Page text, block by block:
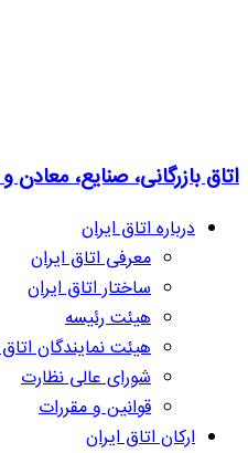
اتاق بازرگانی، صنایع، معادن
درباره اتاق ایران
معرفی اتاق ایران
ساختار اتاق ایران
هیئت رئیسه
هیئت نمایندگان اتاق
شورای عالی نظارت
قوانین و مقررات
ارکان اتاق ایران